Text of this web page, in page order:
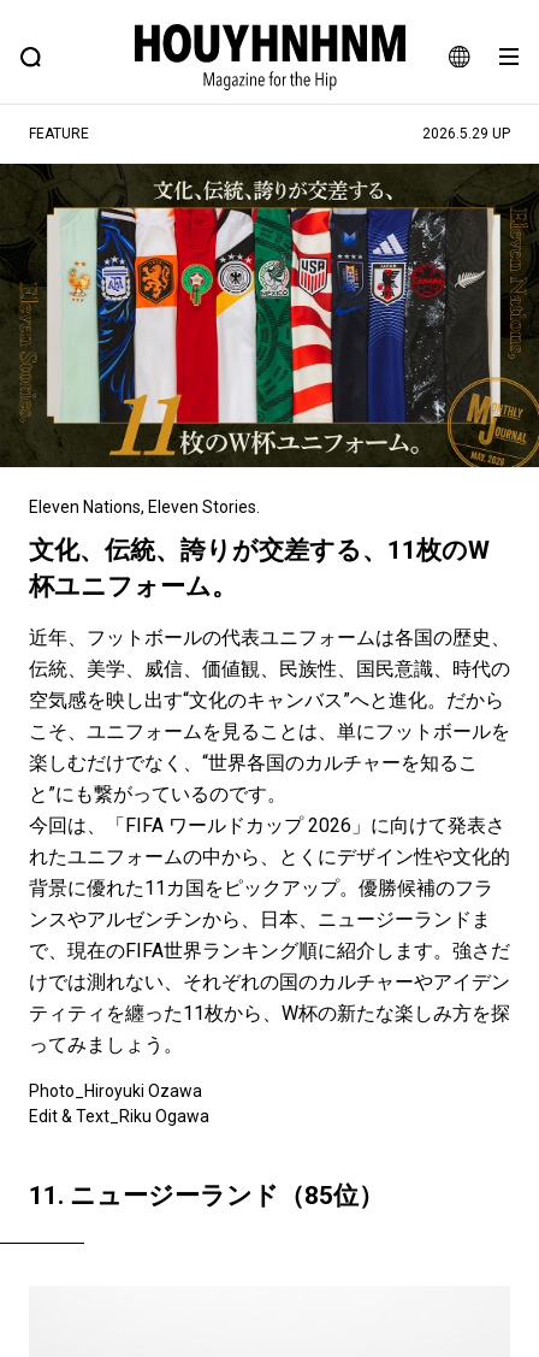
JA
EN
FEATURE BLOG SNAP
ヒップなファッション、カルチャー、ライフスタイルWEBマガジン
#注目のタグ
#SHOPPING ADDICT #憧れの逸品
#ESSENTIAL DESIGNS #古着サミット
#NEW VINTAGE #マイナーグッド図鑑
#路地裏てぃーん。 #MONTHLY JOURNAL
#GH 銘品の所以 #フイナムのYouTube
#Commune H #FOCUS IT
#ととけん #FASHION
#LIFESTYLE #SNEAKER #OUTDOOR
#SPORTS #HANDSOME HANDBOOK
FEATURE 2026.5.29 UP
Eleven Nations, Eleven Stories.
文化、伝統、誇りが交差する、11枚のW
杯ユニフォーム。
近年、フットボールの代表ユニフォームは各国の歴史、
伝統、美学、威信、価値観、民族性、国民意識、時代の
空気感を映し出す“文化のキャンバス”へと進化。だから
こそ、ユニフォームを見ることは、単にフットボールを
楽しむだけでなく、“世界各国のカルチャーを知るこ
と”にも繋がっているのです。
今回は、「FIFA ワールドカップ 2026」に向けて発表さ
れたユニフォームの中から、とくにデザイン性や文化的
背景に優れた11カ国をピックアップ。優勝候補のフラ
ンスやアルゼンチンから、日本、ニュージーランドま
で、現在のFIFA世界ランキング順に紹介します。強さだ
けでは測れない、それぞれの国のカルチャーやアイデン
ティティを纏った11枚から、W杯の新たな楽しみ方を探
ってみましょう。
Photo_Hiroyuki Ozawa
Edit & Text_Riku Ogawa
11. ニュージーランド（85位）